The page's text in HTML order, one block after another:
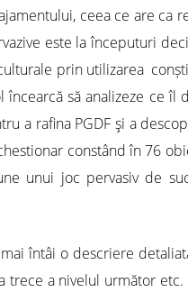
ceea ce are ca
este la începuturi
prin utilizarea
încearcă să analizeze ce
a rafina PGDF şi a
constând în 76
unui joc pervasiv de
întâi o descriere
a nivelul următor